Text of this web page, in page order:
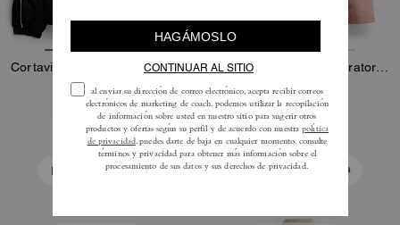
Cortavientos En Poliéster Reciclado
295 €
Añadir A La Cesta
550 € 1100 €
Añadir A La Cesta